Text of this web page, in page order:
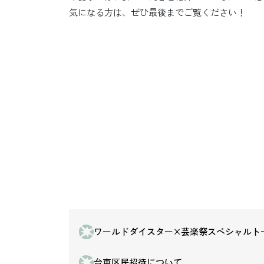
気になる方は、ぜひ最後までご覧ください！
ワールドダイスター×芸楽祭スペシャルト